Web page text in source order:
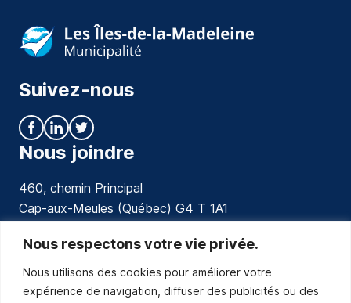
Nous respectons votre vie privée.
Nous utilisons des cookies pour améliorer votre
expérience de navigation, diffuser des publicités ou des
Suivez-nous
Nous joindre
460, chemin Principal
Cap-aux-Meules (Québec) G4 T 1A1
communications@muniles.ca
418 986-3100
Composez le 1 en tout temps pour toutes urgences.